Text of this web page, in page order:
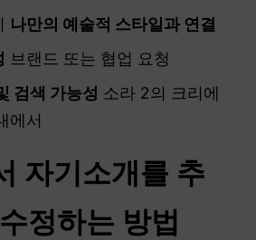
나만의 예술적 스타일과 연결
브랜드 또는 협업 요청
검색 가능성 소라 2의 크리에
에서
자기소개를 추
정하는 방법